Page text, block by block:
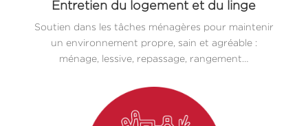
Entretien du logement et du linge
Soutien dans les tâches ménagères pour maintenir
un environnement propre, sain et agréable :
ménage, lessive, repassage, rangement…